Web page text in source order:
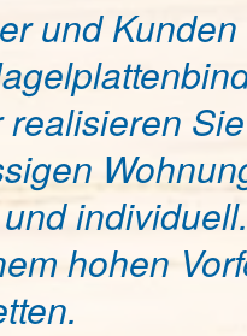
und
hohen